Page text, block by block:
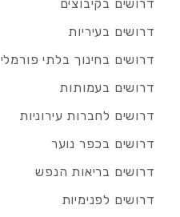
דרושים בקיבוצים
דרושים בעיריות
דרושים בחינוך בלתי פורמלי
דרושים בעמותות
דרושים לחברות עירוניות
דרושים בכפר נוער
דרושים בריאות הנפש
דרושים לפנימיות